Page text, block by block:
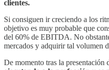
clientes.
Si consiguen ir creciendo a los
objetivo es muy probable que
del 60% de EBITDA. No
mercados y adquirir tal volumen
De momento tras la presentación